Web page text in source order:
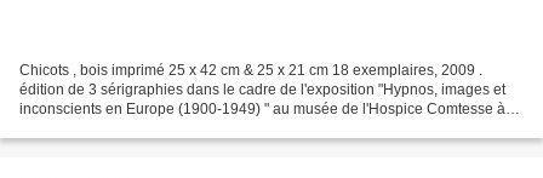
Chicots , bois imprimé 25 x 42 cm & 25 x 21 cm 18 exemplaires, 2009 .
édition de 3 sérigraphies dans le cadre de l'exposition "Hypnos, images et
inconscients en Europe (1900-1949) " au musée de l'Hospice Comtesse à